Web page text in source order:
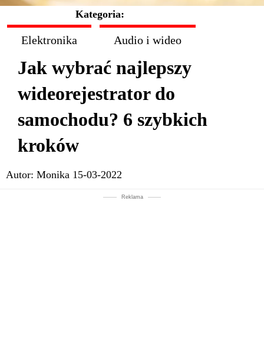
Kategoria:
Elektronika Audio i wideo
Jak wybrać najlepszy
wideorejestrator do
samochodu? 6 szybkich
kroków
Autor: Monika 15-03-2022
Reklama